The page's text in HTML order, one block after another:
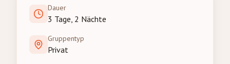
Dauer
3 Tage, 2 Nächte
Gruppentyp
Privat